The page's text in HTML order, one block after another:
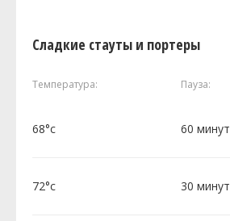
Сладкие стауты и портеры
Температура: Пауза:
68°c 60 минут
72°c 30 минут